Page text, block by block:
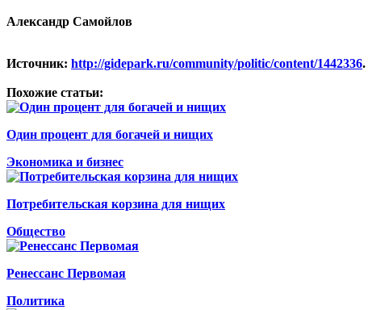
Александр Самойлов
Источник: http://gidepark.ru/community/politic/content/1442336.
Похожие статьи:
Один процент для богачей и нищих
Экономика и бизнес
Потребительская корзина для нищих
Общество
Ренессанс Первомая
Политика